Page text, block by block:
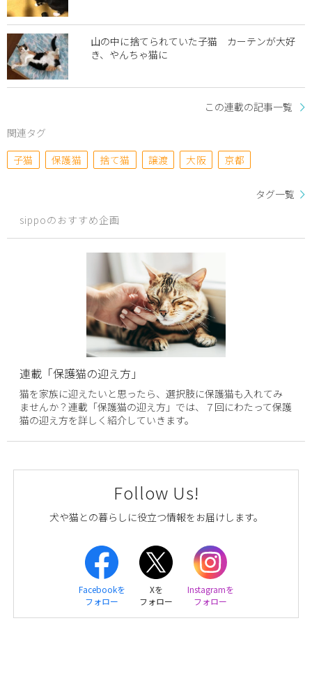
山の中に捨てられていた子猫 カーテンが大好
き、やんちゃ猫に
この連載の記事一覧
関連タグ
子猫
保護猫 捨て猫 譲渡 大阪 京都
タグ一覧
sippoのおすすめ企画
連載「保護猫の迎え方」
猫を家族に迎えたいと思ったら、選択肢に保護猫も入れてみ
ませんか？連載「保護猫の迎え方」では、７回にわたって保護
猫の迎え方を詳しく紹介していきます。
Follow Us!
犬や猫との暮らしに役立つ情報をお届けします。
Facebookを
フォロー
Xを
フォロー
Instagramを
フォロー